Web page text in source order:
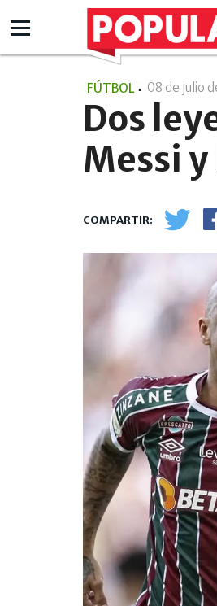
FÚTBOL 08 de julio
Dos
Messi